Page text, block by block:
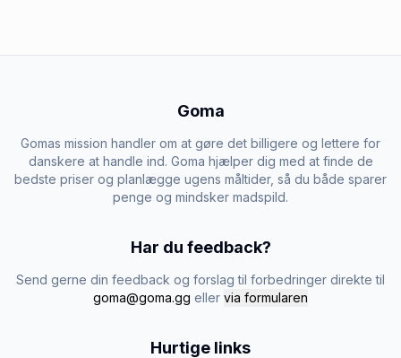
Goma
Gomas mission handler om at gøre det billigere og lettere for
danskere at handle ind. Goma hjælper dig med at finde de
bedste priser og planlægge ugens måltider, så du både sparer
penge og mindsker madspild.
Har du feedback?
Send gerne din feedback og forslag til forbedringer direkte til
goma@goma.gg eller via formularen
Hurtige links